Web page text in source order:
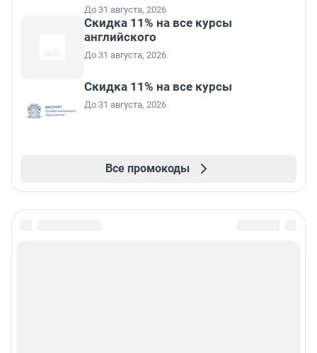
До 31 августа, 2026
Скидка 11% на все курсы
английского
До 31 августа, 2026
Скидка 11% на все курсы
До 31 августа, 2026
Все промокоды